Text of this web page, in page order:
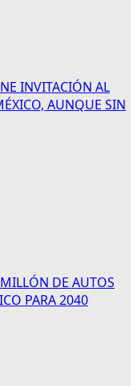
INVITACIÓN AL
AUNQUE SIN
DE AUTOS
PARA 2040